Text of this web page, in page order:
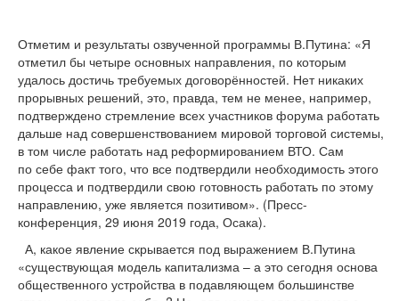
Отметим и результаты озвученной программы В.Путина: «Я
отметил бы четыре основных направления, по которым
удалось достичь требуемых договорённостей. Нет никаких
прорывных решений, это, правда, тем не менее, например,
подтверждено стремление всех участников форума работать
дальше над совершенствованием мировой торговой системы,
в том числе работать над реформированием ВТО. Сам
по себе факт того, что все подтвердили необходимость этого
процесса и подтвердили свою готовность работать по этому
направлению, уже является позитивом». (Пресс-
конференция, 29 июня 2019 года, Осака).
А, какое явление скрывается под выражением В.Путина
«существующая модель капитализма – а это сегодня основа
общественного устройства в подавляющем большинстве